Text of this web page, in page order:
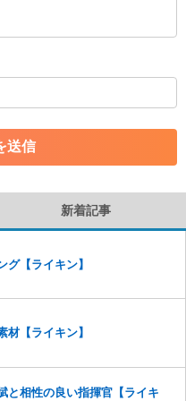
ること
内容の投稿
投稿
た投稿
容を確認後、順次対応さ
。
きませんのでご注意くだ
損害の及ぶ内容の書き込みがあ
場合もございますので、あら
新着記事
グ【ライキン】
材【ライキン】
と相性の良い指揮官【ライキ